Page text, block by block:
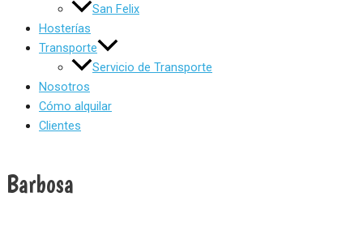
San Felix
Hosterías
Transporte
Servicio de Transporte
Nosotros
Cómo alquilar
Clientes
Barbosa